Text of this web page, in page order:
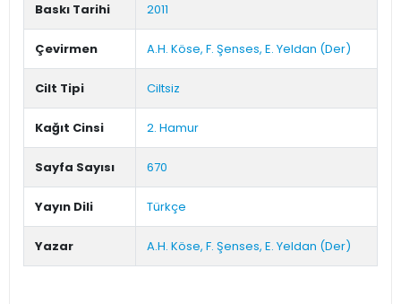
Baskı Tarihi 2011
Çevirmen A.H. Köse, F. Şenses, E. Yeldan (Der)
Cilt Tipi Ciltsiz
Kağıt Cinsi 2. Hamur
Sayfa Sayısı 670
Yayın Dili Türkçe
Yazar A.H. Köse, F. Şenses, E. Yeldan (Der)